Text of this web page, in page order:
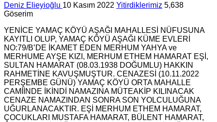
Deniz Elieyioğlu 10 Kasım 2022 Yitirdiklerimiz 5,638
Göserim
YENİCE YAMAÇ KÖYÜ AŞAĞI MAHALLESİ NÜFUSUNA
KAYITLI OLUP, YAMAÇ KÖYÜ AŞAĞI KÜME EVLERİ
NO:79/B’DE İKAMET EDEN MERHUM YAHYA ve
MERHUME AYŞE KIZI, MERHUM ETHEM HAMARAT EŞİ,
SULTAN HAMARAT (08.03.1938 DOĞUMLU) HAKKIN
RAHMETİNE KAVUŞMUŞTUR. CENAZESİ (10.11.2022
PERŞEMBE GÜNÜ) YAMAÇ KÖYÜ ORTA MAHALLE
CAMİİNDE İKİNDİ NAMAZINA MÜTEAKİP KILINACAK
CENAZE NAMAZINDAN SONRA SON YOLCULUĞUNA
UĞURLANACAKTIR. EŞİ MERHUM ETHEM HAMARAT,
ÇOCUKLARI MUSTAFA HAMARAT, BÜLENT HAMARAT,